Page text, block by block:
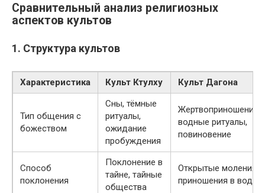
Сравнительный анализ религиозных
аспектов культов
1. Структура культов
Характеристика Культ Ктулху Культ Дагона
Тип общения с
божеством
Сны, тёмные
ритуалы,
ожидание
пробуждения
Жертвоприношения,
водные ритуалы,
повиновение
Способ
поклонения
Поклонение в
тайне, тайные
общества
Открытые моления,
приношения в воде